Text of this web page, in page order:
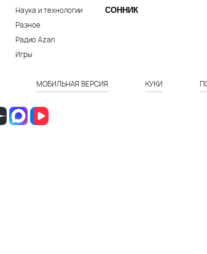
Наука и технологии
Разное
Радио Azan
Игры
СОННИК
МОБИЛЬНАЯ ВЕРСИЯ КУКИ